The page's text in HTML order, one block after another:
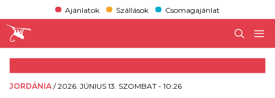
Ajánlatok Szállások Csomagajánlat
JORDÁNIA /2026. JÚNIUS 13. SZOMBAT - 10:26